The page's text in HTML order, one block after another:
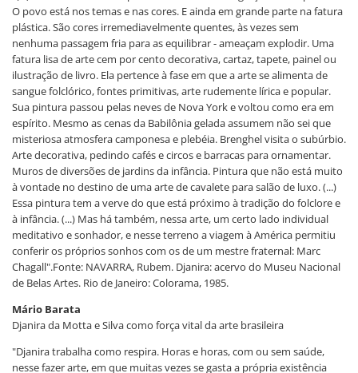
O povo está nos temas e nas cores. E ainda em grande parte na fatura
plástica. São cores irremediavelmente quentes, às vezes sem
nenhuma passagem fria para as equilibrar - ameaçam explodir. Uma
fatura lisa de arte cem por cento decorativa, cartaz, tapete, painel ou
ilustração de livro. Ela pertence à fase em que a arte se alimenta de
sangue folclórico, fontes primitivas, arte rudemente lírica e popular.
Sua pintura passou pelas neves de Nova York e voltou como era em
espírito. Mesmo as cenas da Babilônia gelada assumem não sei que
misteriosa atmosfera camponesa e plebéia. Brenghel visita o subúrbio.
Arte decorativa, pedindo cafés e circos e barracas para ornamentar.
Muros de diversões de jardins da infância. Pintura que não está muito
à vontade no destino de uma arte de cavalete para salão de luxo. (...)
Essa pintura tem a verve do que está próximo à tradição do folclore e
à infância. (...) Mas há também, nessa arte, um certo lado individual
meditativo e sonhador, e nesse terreno a viagem à América permitiu
conferir os próprios sonhos com os de um mestre fraternal: Marc
Chagall".Fonte: NAVARRA, Rubem. Djanira: acervo do Museu Nacional
de Belas Artes. Rio de Janeiro: Colorama, 1985.
Mário Barata
Djanira da Motta e Silva como força vital da arte brasileira
"Djanira trabalha como respira. Horas e horas, com ou sem saúde,
nesse fazer arte, em que muitas vezes se gasta a própria existência